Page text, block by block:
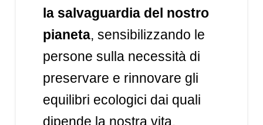
la salvaguardia del nostro
pianeta, sensibilizzando le
persone sulla necessità di
preservare e rinnovare gli
equilibri ecologici dai quali
dipende la nostra vita.